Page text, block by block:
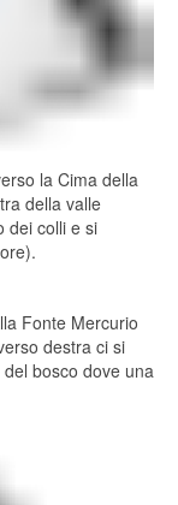
la Cima della
della valle
dei colli e si
Fonte Mercurio
destra ci si
bosco dove una